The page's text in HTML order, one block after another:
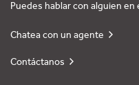
Puedes hablar con alguien
Chatea con un agente
Contáctanos